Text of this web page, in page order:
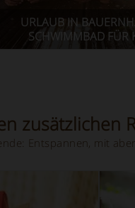
URLAUB IN
SCHWIMMBAD FÜR
zusätzlichen
Entspannen, mit